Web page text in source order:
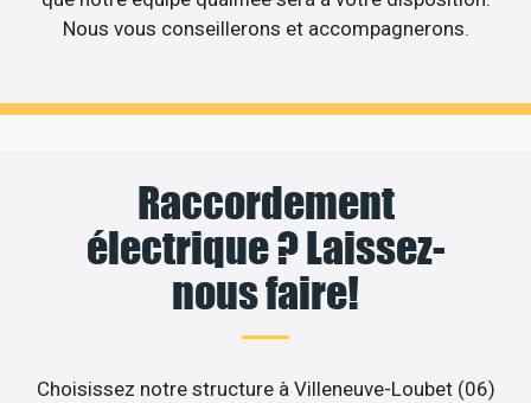
Nous vous conseillerons et accompagnerons.
Raccordement
électrique ? Laissez-
nous faire!
Choisissez notre structure à Villeneuve-Loubet (06)